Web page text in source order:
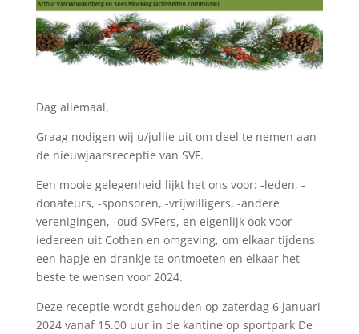
Dag allemaal,
Graag nodigen wij u/jullie uit om deel te nemen aan
de nieuwjaarsreceptie van SVF.
Een mooie gelegenheid lijkt het ons voor: -leden, -
donateurs, -sponsoren, -vrijwilligers, -andere
verenigingen, -oud SVFers, en eigenlijk ook voor -
iedereen uit Cothen en omgeving, om elkaar tijdens
een hapje en drankje te ontmoeten en elkaar het
beste te wensen voor 2024.
Deze receptie wordt gehouden op zaterdag 6 januari
2024 vanaf 15.00 uur in de kantine op sportpark De